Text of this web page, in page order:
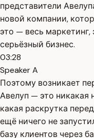
представители
новой компании,
это — весь маркетинг,
серьёзный бизнес.
03:28
Speaker A
Поэтому возникает
Авелуп — это никакая
какая раскрутка
ещё ничего не
базу клиентов через